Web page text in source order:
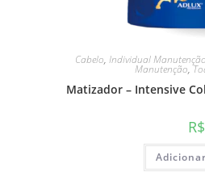
Cabelo, Individual Manutenção
Manutenção,
Matizador – Intensive
R$